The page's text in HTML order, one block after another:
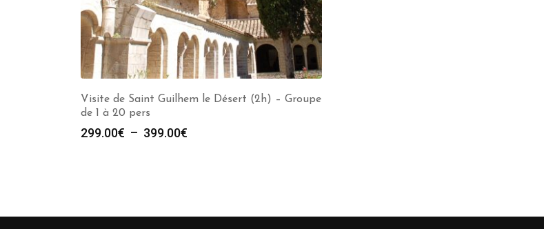
Visite de Saint Guilhem le Désert (2h) – Groupe
de 1 à 20 pers
299.00€ – 399.00€